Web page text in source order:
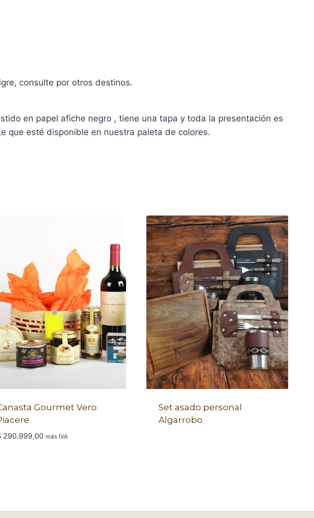
consulte por otros destinos.
en papel afiche negro , tiene una tapa y toda la presentación es
que esté disponible en nuestra paleta de colores.
Gourmet Vero
290.999,00 más IVA
Set asado personal
Algarrobo